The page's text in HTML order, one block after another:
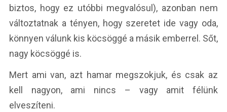
biztos, hogy ez utóbbi megvalósul), azonban nem
változtatnak a tényen, hogy szeretet ide vagy oda,
könnyen válunk kis köcsöggé a másik emberrel. Sőt,
nagy köcsöggé is.
Mert ami van, azt hamar megszokjuk, és csak az
kell nagyon, ami nincs – vagy amit félünk
elveszíteni.